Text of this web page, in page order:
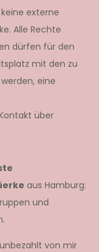
externe
Alle Rechte
dürfen für den
mit den zu
eine
über
aus Hamburg:
und
von mir